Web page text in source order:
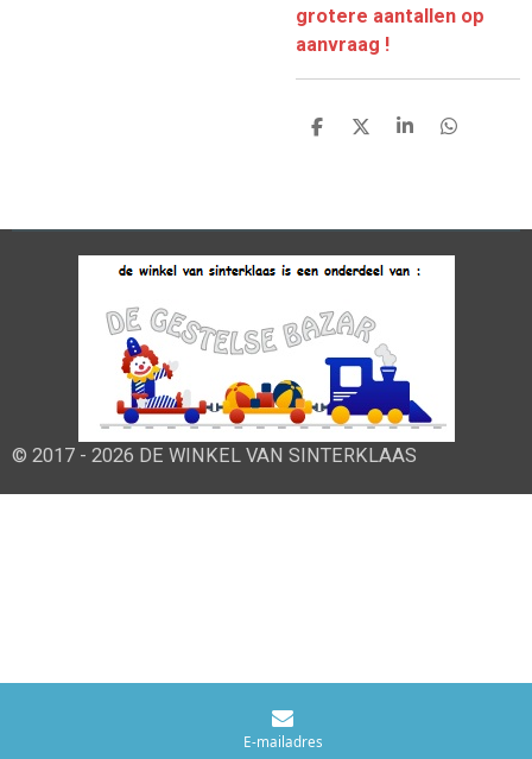
grotere aantallen op
aanvraag !
D
D
S
D
© 2017 - 2026 DE WINKEL VAN SINTERKLAAS
E-mailadres